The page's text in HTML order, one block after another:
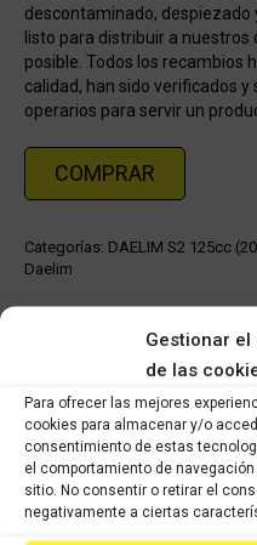
Gestionar
de las
Para ofrecer las mejores
cookies para almacenar y/o
consentimiento de estas
el comportamiento de
sitio. No consentir o retirar el
negativamente a ciertas
descontaminado,
listo para distribuir a
posible. Todos los recambios
calidad, han sido verificados
operarios para servir un
COMPRAR
Categorías: DAELIM S2 125cc
Daelim
Share this product
Share
on
X
Share
on
Facebook
Share
on
Productos